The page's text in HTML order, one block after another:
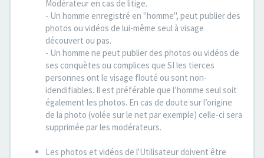
Modérateur en cas de litige.
- Un homme enregistré en "homme", peut publier des
photos ou vidéos de lui-même seul à visage
découvert ou pas.
- Un homme ne peut publier des photos ou vidéos de
ses conquètes ou complices que SI les tierces
personnes ont le visage flouté ou sont non-
idendifiables. Il est préférable que l’homme seul soit
également les photos. En cas de doute sur l’origine
de la photo (volée sur le net par exemple) celle-ci sera
supprimée par les modérateurs.
Les photos et vidéos de l'Utilisateur doivent être